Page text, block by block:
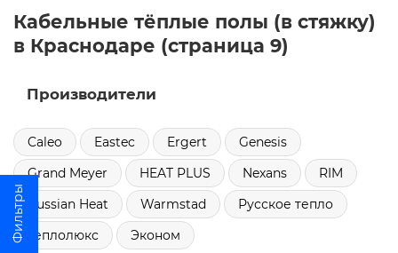
Кабельные тёплые полы (в стяжку)
в Краснодаре (страница 9)
Производители
Caleo Eastec Ergert
Genesis
Grand Meyer
HEAT PLUS Nexans
RIM
Russian Heat
Warmstad
Русское тепло
Теплолюкс
Эконом